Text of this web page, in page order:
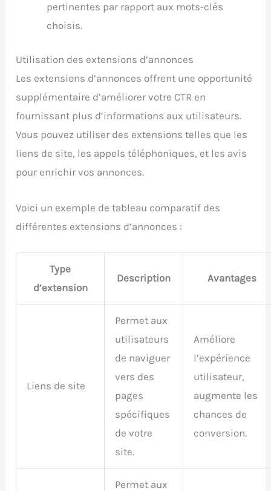
pertinentes par rapport aux mots-clés
choisis.
Utilisation des extensions d’annonces
Les extensions d’annonces offrent une opportunité
supplémentaire d’améliorer votre CTR en
fournissant plus d’informations aux utilisateurs.
Vous pouvez utiliser des extensions telles que les
liens de site, les appels téléphoniques, et les avis
pour enrichir vos annonces.
Voici un exemple de tableau comparatif des
différentes extensions d’annonces :
Type
d’extension
Description Avantages
Liens de site
Permet aux
utilisateurs
de naviguer
vers des
pages
spécifiques
de votre
site.
Améliore
l’expérience
utilisateur,
augmente les
chances de
conversion.
Permet aux